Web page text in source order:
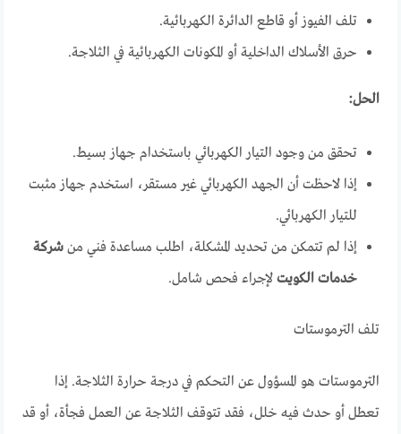
تلف الفيوز أو قاطع الدائرة الكهربائية.
حرق الأسلاك الداخلية أو المكونات الكهربائية في الثلاجة.
الحل:
تحقق من وجود التيار الكهربائي باستخدام جهاز بسيط.
إذا لاحظت أن الجهد الكهربائي غير مستقر، استخدم جهاز مثبت
للتيار الكهربائي.
إذا لم تتمكن من تحديد المشكلة، اطلب مساعدة فني منشركة
خدمات الكويت لإجراء فحص شامل.
تلف الترموستات
الترموستات هو المسؤول عن التحكم في درجة حرارة الثلاجة. إذا
تعطل أو حدث فيه خلل، فقد تتوقف الثلاجة عن العمل فجأة، أو قد